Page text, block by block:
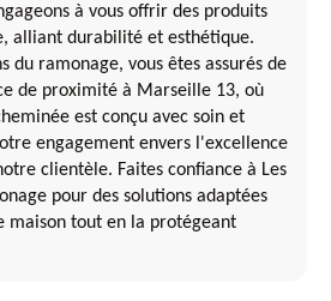
à vous offrir des produits
alliant durabilité et esthétique.
du ramonage, vous êtes assurés de
de proximité à Marseille 13, où
est conçu avec soin et
engagement envers l'excellence
clientèle. Faites confiance à Les
pour des solutions adaptées
maison tout en la protégeant